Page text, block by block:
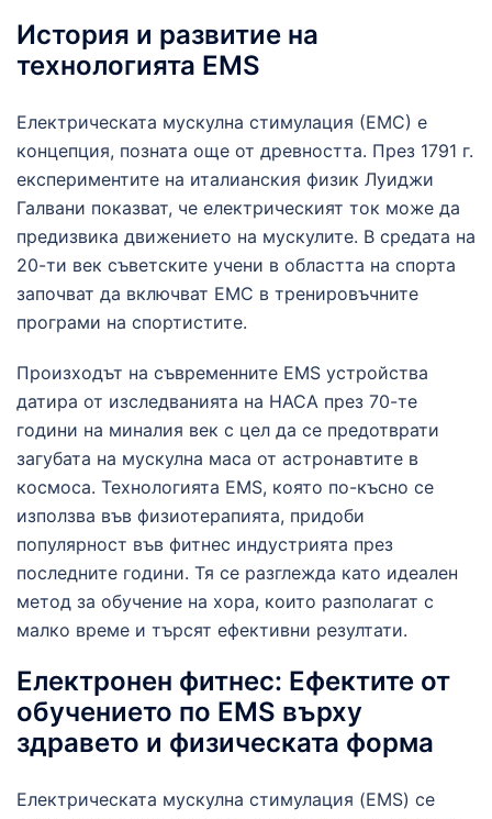
История и развитие на
технологията EMS
Електрическата мускулна стимулация (ЕМС) е
концепция, позната още от древността. През 1791 г.
експериментите на италианския физик Луиджи
Галвани показват, че електрическият ток може да
предизвика движението на мускулите. В средата на
20-ти век съветските учени в областта на спорта
започват да включват ЕМС в тренировъчните
програми на спортистите.
Произходът на съвременните EMS устройства
датира от изследванията на НАСА през 70-те
години на миналия век с цел да се предотврати
загубата на мускулна маса от астронавтите в
космоса. Технологията EMS, която по-късно се
използва във физиотерапията, придоби
популярност във фитнес индустрията през
последните години. Тя се разглежда като идеален
метод за обучение на хора, които разполагат с
малко време и търсят ефективни резултати.
Електронен фитнес: Ефектите от
обучението по EMS върху
здравето и физическата форма
Електрическата мускулна стимулация (EMS) се